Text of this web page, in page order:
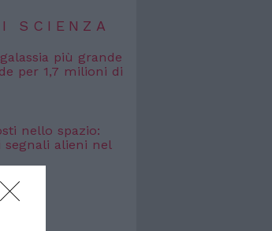
SCIENZA
più grande
per 1,7 milioni di
nello spazio:
alieni nel